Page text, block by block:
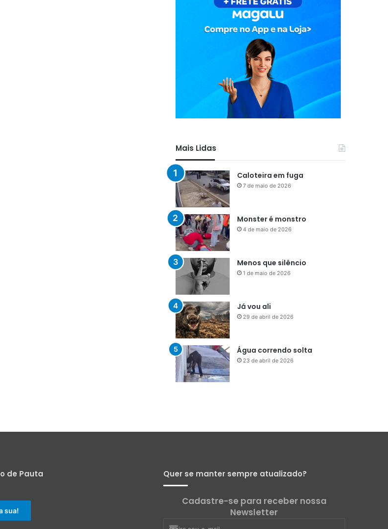
Mais Lidas
Caloteira em fuga
Monster é monstro
Menos que silêncio
Já vou ali